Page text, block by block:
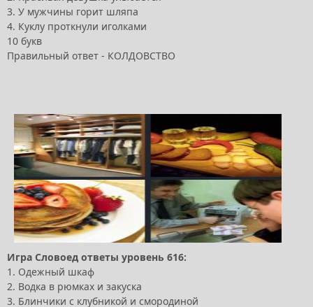
3. У мужчины горит шляпа
4. Куклу проткнули иголками
10 букв
Правильный ответ - КОЛДОВСТВО
Игра Словоед ответы уровень 616:
1. Одежный шкаф
2. Водка в рюмках и закуска
3. Блинчики с клубникой и смородиной